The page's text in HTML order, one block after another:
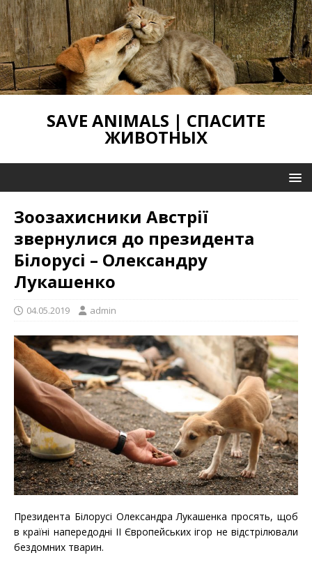
SAVE ANIMALS | СПАСИТЕ
ЖИВОТНЫХ
Зоозахисники Австрії
звернулися до президента
Білорусі – Олександру
Лукашенко
04.05.2019 admin
Президента Білорусі Олександра Лукашенка просять, щоб
в країні напередодні II Європейських ігор не відстрілювали
бездомних тварин.